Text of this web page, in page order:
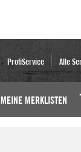
ProfiService Alle
MEINE MERKLISTEN